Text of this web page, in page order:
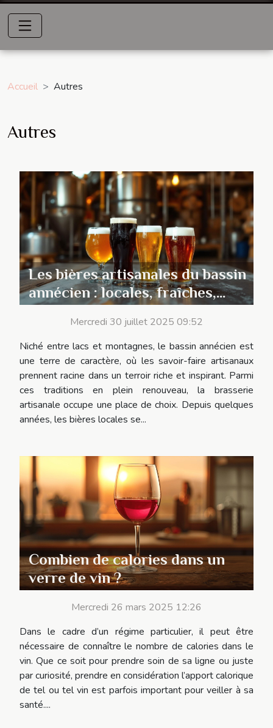
Accueil Autres
Autres
Les bières artisanales du bassin
annécien : locales, fraîches,
irrésistibles
Mercredi 30 juillet 2025 09:52
Niché entre lacs et montagnes, le bassin annécien est
une terre de caractère, où les savoir-faire artisanaux
prennent racine dans un terroir riche et inspirant. Parmi
ces traditions en plein renouveau, la brasserie
artisanale occupe une place de choix. Depuis quelques
années, les bières locales se...
Combien de calories dans un
verre de vin ?
Mercredi 26 mars 2025 12:26
Dans le cadre d’un régime particulier, il peut être
nécessaire de connaître le nombre de calories dans le
vin. Que ce soit pour prendre soin de sa ligne ou juste
par curiosité, prendre en considération l’apport calorique
de tel ou tel vin est parfois important pour veiller à sa
santé....